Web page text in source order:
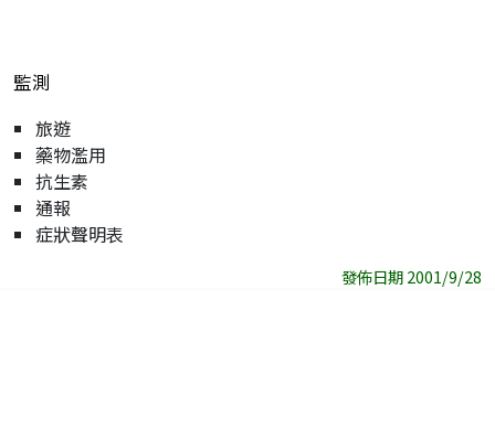
監測
旅遊
藥物濫用
抗生素
通報
症狀聲明表
發佈日期 2001/9/28